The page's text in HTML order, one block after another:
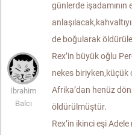
İbrahim
Balcı
günlerde işadamının
de boğularak
Rex’in büyük oğlu
nekes biriyken,küçük
Afrika’dan henüz
öldürülmüştür.
Rex’in ikinci eşi